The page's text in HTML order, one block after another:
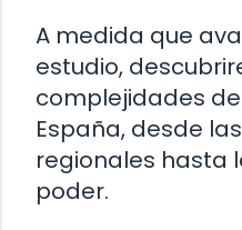
A medida que
estudio,
complejidades
España, desde
regionales hasta
poder.